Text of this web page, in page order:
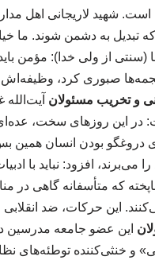
شهید لاریجانی اهل
که تبدیل به دشمن شوند.
۳. صبر در سختی‌ها (سنتی از ولی
صبوری کرد، وظیفه‌اش
و تخریب مسئولان
در این روزهای سخت،
دروغگو بودن انسان همین
افزود: نباید با
که متأسفانه گاهی در
می‌کنند. این حرکات، ضد
این عضو جامعه مدرسین
و خنثی‌کننده توطئه‌های